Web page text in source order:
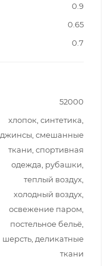
0.9
0.65
0.7
52000
хлопок, синтетика,
джинсы, смешанные
ткани, спортивная
одежда, рубашки,
теплый воздух,
холодный воздух,
освежение паром,
постельное бельё,
шерсть, деликатные
ткани